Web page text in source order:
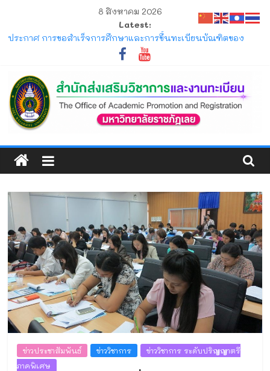
content
8 สิงหาคม 2026
Latest:
ประกาศ การขอสำเร็จการศึกษาและการขึ้นทะเบียนบัณฑิตของ
นักศึกษาภาคปกติ ที่คาดว่าจะสำเร็จการศึกษาในภาคการศึกษาที่
โครงการ มหกรรมวิชาการเปิดบ้าน LRU ครั้งที่ 4 มหาวิทยาลัย
ราชภัฏเลย (LRU OpenHouse 2026)
แจ้ง ขอให้นักศึกษาภาคปกติ ตรวจสอบตารางสอบกลางภาค ภาค
การศึกษาที่ 1/2569
ประกาศ รับสมัครและรับรายงานตัวนักศึกษาใหม่ ระดับปริญญาตรี
ภาคปกติ (รอบมหกรรมวิชาการ) ประจำปีการศึกษา 2570
ประกาศ ให้นักศึกษาระดับปริญญาตรี ที่เข้าศึกษาปีการศึกษา 2569
สำนัก
ส่ง
เสริม
วิชาการ
และ
งาน
ทะเบียน
ข่าวประชาสัมพันธ์ ข่าววิชาการ
ข่าววิชาการ ระดับปริญญาตรี
ภาคพิเศษ